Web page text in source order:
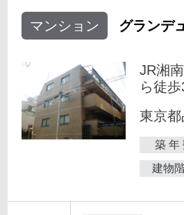
マンション グランデ
JR湘
ら徒
東京
築 年
建物